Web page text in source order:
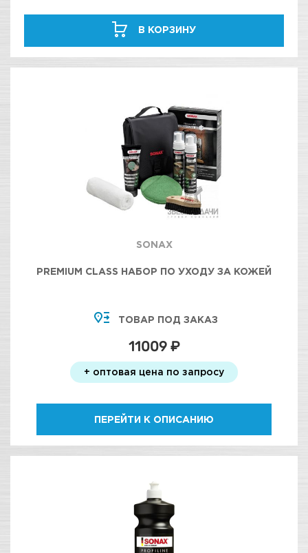
В КОРЗИНУ
SONAX
PREMIUM CLASS НАБОР ПО УХОДУ ЗА КОЖЕЙ
ТОВАР ПОД ЗАКАЗ
11009 ₽
+ оптовая цена по запросу
ПЕРЕЙТИ К ОПИСАНИЮ